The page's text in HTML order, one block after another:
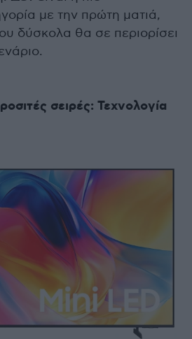
με την πρώτη ματιά,
δύσκολα θα σε περιορίσει
σειρές: Τεχνολογία